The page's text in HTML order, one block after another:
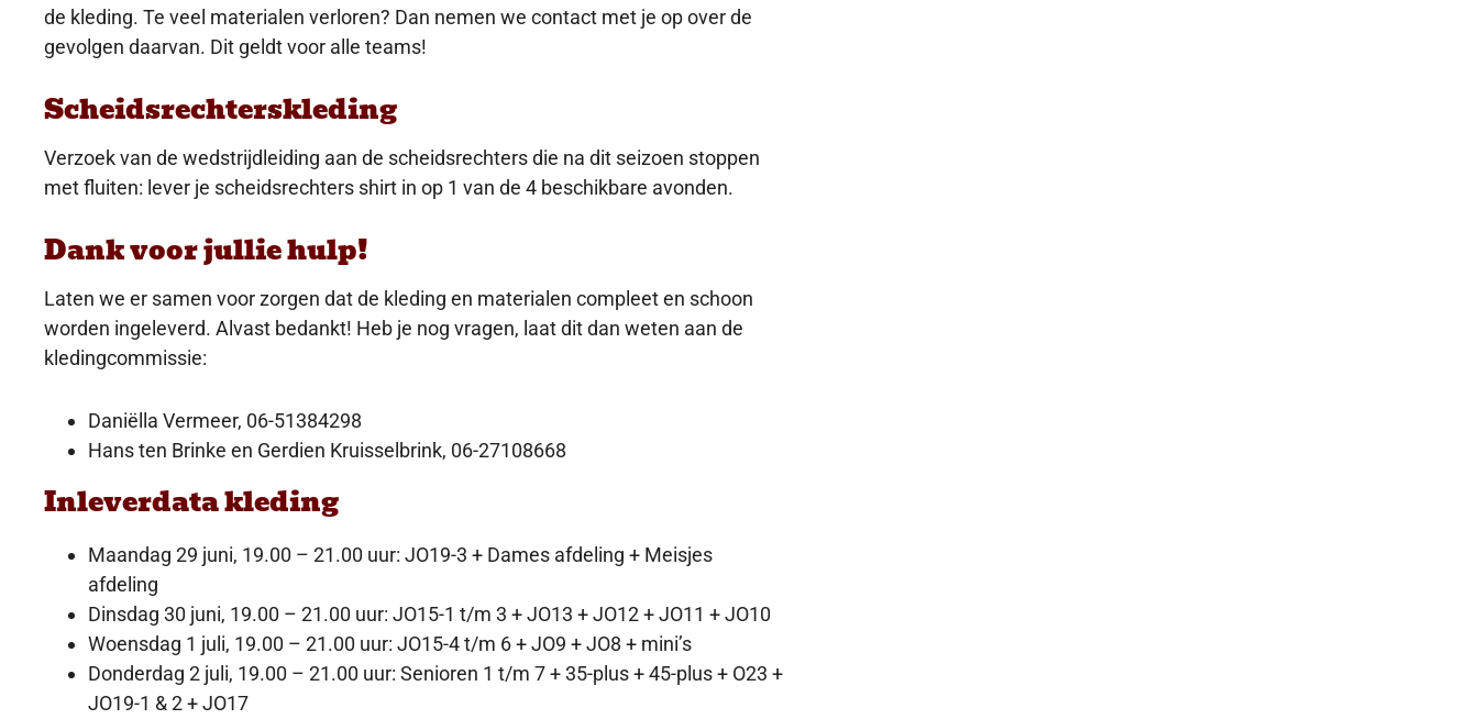
de kleding. Te veel materialen verloren? Dan nemen we contact met je op over de
gevolgen daarvan. Dit geldt voor alle teams!
Scheidsrechterskleding
Verzoek van de wedstrijdleiding aan de scheidsrechters die na dit seizoen stoppen
met fluiten: lever je scheidsrechters shirt in op 1 van de 4 beschikbare avonden.
Dank voor jullie hulp!
Laten we er samen voor zorgen dat de kleding en materialen compleet en schoon
worden ingeleverd. Alvast bedankt! Heb je nog vragen, laat dit dan weten aan de
kledingcommissie:
Daniëlla Vermeer, 06-51384298
Hans ten Brinke en Gerdien Kruisselbrink, 06-27108668
Inleverdata kleding
Maandag 29 juni, 19.00 – 21.00 uur: JO19-3 + Dames afdeling + Meisjes
afdeling
Dinsdag 30 juni, 19.00 – 21.00 uur: JO15-1 t/m 3 + JO13 + JO12 + JO11 + JO10
Woensdag 1 juli, 19.00 – 21.00 uur: JO15-4 t/m 6 + JO9 + JO8 + mini’s
Donderdag 2 juli, 19.00 – 21.00 uur: Senioren 1 t/m 7 + 35-plus + 45-plus + O23 +
JO19-1 & 2 + JO17